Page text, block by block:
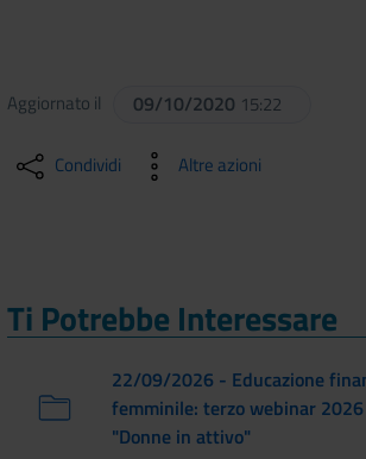
Aggiornato il 09/10/2020 15:22
Condividi Altre azioni
Ti Potrebbe Interessare
22/09/2026 - Educazione
femminile: terzo webinar
"Donne in attivo"